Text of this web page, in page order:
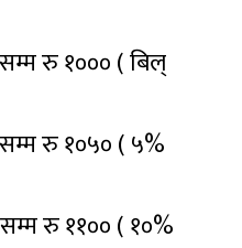
रु १००० ( बिल्
रु १०५० ( ५%
रु ११०० ( १०%